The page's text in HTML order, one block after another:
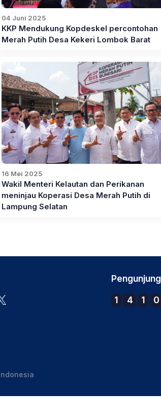
04 Juni 2025
KKP Mendukung Kopdeskel percontohan
Merah Putih Desa Kekeri Lombok Barat
16 Mei 2025
Wakil Menteri Kelautan dan Perikanan
meninjau Koperasi Desa Merah Putih di
Lampung Selatan
Pengunjung
1 4 1 0